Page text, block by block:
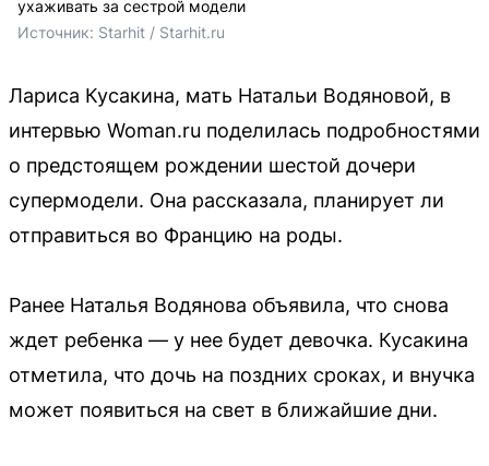
ухаживать за сестрой модели
Источник: Starhit / Starhit.ru
Лариса Кусакина, мать Натальи Водяновой, в
интервью Woman.ru поделилась подробностями
о предстоящем рождении шестой дочери
супермодели. Она рассказала, планирует ли
отправиться во Францию на роды.
Ранее Наталья Водянова объявила, что снова
ждет ребенка — у нее будет девочка. Кусакина
отметила, что дочь на поздних сроках, и внучка
может появиться на свет в ближайшие дни.